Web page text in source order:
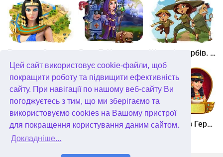
Цей сайт використовує cookie-файли, щоб
покращити роботу та підвищити ефективність
сайту. При навігації по нашому веб-сайту Ви
погоджуєтесь з тим, що ми зберігаємо та
використовуємо cookies на Вашому пристрої
для покращення користування даним сайтом.
Докладніше...
врятованою прекрасним лицарем. Допоможіть останньому
впоратися з усіма завданнями до 3D гри жанру time
management, виявивши дива сміливості, стратегії та
кмітливості. На вас чекають якісні відео-ролики та спецефекти,
5 піднебесних королівств, забавні персонажі та цілий замок з
для ваших нагород.
Шукачі скарбів. Камінь душі
Шукачі скарбів. Сніжна королева. колекційне видання Алісія Квотермейн 3. Таємниця палаючого золота. колекційне видання 12 подвигів Геракла. Як я зустрів Мегару. колекційне видання